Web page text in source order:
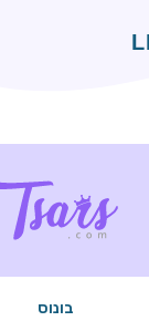
בונוס